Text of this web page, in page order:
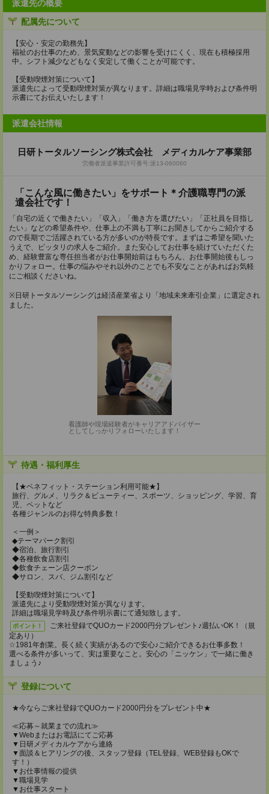
派遣先の概要
配属先について
【安心・安定の勤務先】
福祉のお仕事のため、景気変動などの影響を受けにくく、現在も積極採用
中。シフト減少などもなく安定して働くことが可能です。
【受動喫煙対策について】
派遣先によって受動喫煙対策が異なります。詳細は職場見学時および条件明
示書にてお伝えいたします！
派遣会社情報
日研トータルソーシング株式会社 メディカルケア事業部
労働者派遣事業許可番号:派13-060060
「こんな風に働きたい」をサポート＊介護職専門の派
遣会社です！
「自宅の近くで働きたい」「収入」「働き方を選びたい」「正社員を目指し
たい」などの希望条件や、仕事上の不満も丁寧にお聞きしてからご紹介する
ので長期でご活躍されている方が多いのが特長です。まずはご希望を聞いた
うえで、ピッタリの求人をご紹介。また安心してお仕事を続けていただくた
め、経験豊富な専任担当者がお仕事開始前はもちろん、お仕事開始後もしっ
かりフォロー。仕事の悩みやそれ以外のことでも不安なことがあればお気軽
にご相談くださいね。
※日研トータルソーシングは経済産業省より「地域未来牽引企業」に選定され
ました。
看護師や現場経験者がキャリアアドバイザー
としてしっかりフォローいたします！
待遇・福利厚生
【★ベネフィット・ステーション利用可能★】
旅行、グルメ、リラク＆ビューティー、スポーツ、ショッピング、学習、育
児、ペットなど
各種ジャンルのお得な特典多数！
＜一例＞
◆テーマパーク割引
◆宿泊、旅行割引
◆各種飲食店割引
◆飲食チェーン店クーポン
◆サロン、スパ、ジム割引など
【受動喫煙対策について】
派遣先により受動喫煙対策が異なります。
詳細は職場見学時及び条件明示書にて通知致します。
ポイント！
ご来社登録でQUOカード2000円分プレゼント♪週払いOK！（規
定あり）
☆1981年創業。長く続く実績があるので安心♪ご紹介できるお仕事多数！
選べる条件が多いって、実は重要なこと。安心の「ニッケン」で一緒に働き
ましょう♪
登録について
★今ならご来社登録でQUOカード2000円分をプレゼント中★
≪応募～就業までの流れ≫
▼Webまたはお電話にてご応募
▼日研メディカルケアから連絡
▼面談＆ヒアリングの後、スタッフ登録（TEL登録、WEB登録もOKで
す！）
▼お仕事情報の提供
▼職場見学
▼お仕事スタート